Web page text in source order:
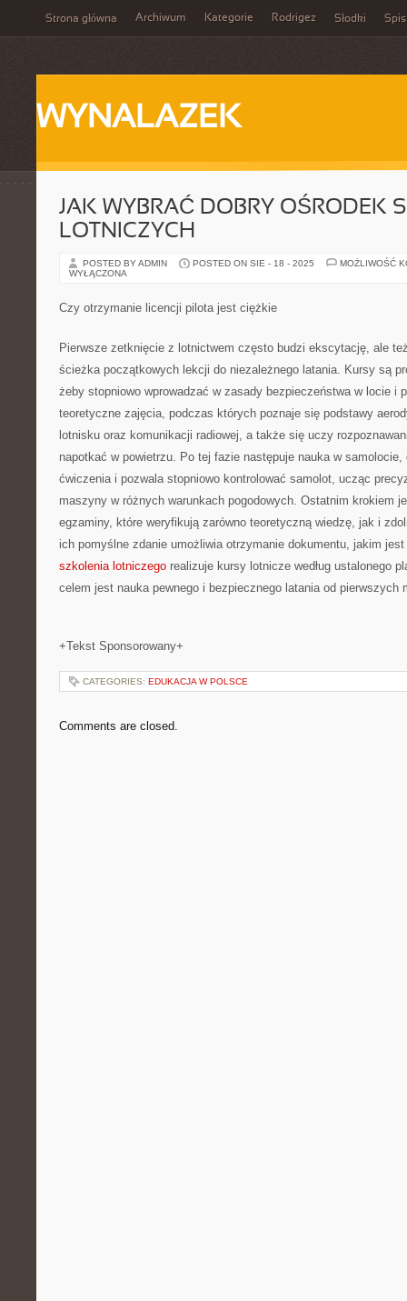
Strona główna Archiwum Kategorie Rodrigez Słodki Spis
WYNALAZEK
JAK WYBRAĆ DOBRY OŚRODEK
LOTNICZYCH
POSTED BY ADMIN POSTED ON SIE - 18 - 2025
MOŻLIWOŚĆ
WYŁĄCZONA
Czy otrzymanie licencji pilota jest ciężkie
Pierwsze zetknięcie z lotnictwem często budzi ekscytację, ale
ścieżka początkowych lekcji do niezależnego latania. Kursy są
żeby stopniowo wprowadzać w zasady bezpieczeństwa w locie i
teoretyczne zajęcia, podczas których poznaje się podstawy
lotnisku oraz komunikacji radiowej, a także się uczy
napotkać w powietrzu. Po tej fazie następuje nauka w
ćwiczenia i pozwala stopniowo kontrolować samolot, ucząc
maszyny w różnych warunkach pogodowych. Ostatnim krokiem
egzaminy, które weryfikują zarówno teoretyczną wiedzę, jak i
ich pomyślne zdanie umożliwia otrzymanie dokumentu, jakim
szkolenia lotniczego realizuje kursy lotnicze według ustalonego
celem jest nauka pewnego i bezpiecznego latania od pierwszych
+Tekst Sponsorowany+
CATEGORIES: EDUKACJA W POLSCE
Comments are closed.